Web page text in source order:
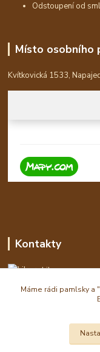
Odstoupení od
Místo osobního
Kvítkovická 1533,
Kontakty
Libor
Máme rádi pamlsky a